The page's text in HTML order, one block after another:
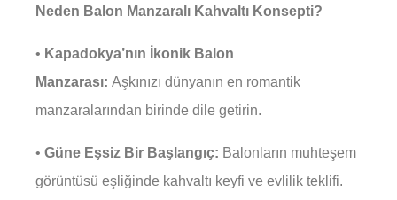
Neden Balon Manzaralı Kahvaltı Konsepti?
• Kapadokya’nın İkonik Balon
Manzarası: Aşkınızı dünyanın en romantik
manzaralarından birinde dile getirin.
• Güne Eşsiz Bir Başlangıç: Balonların muhteşem
görüntüsü eşliğinde kahvaltı keyfi ve evlilik teklifi.